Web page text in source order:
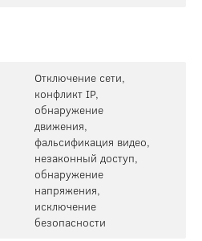
Отключение сети,
конфликт IP,
обнаружение
движения,
фальсификация видео,
незаконный доступ,
обнаружение
напряжения,
исключение
безопасности